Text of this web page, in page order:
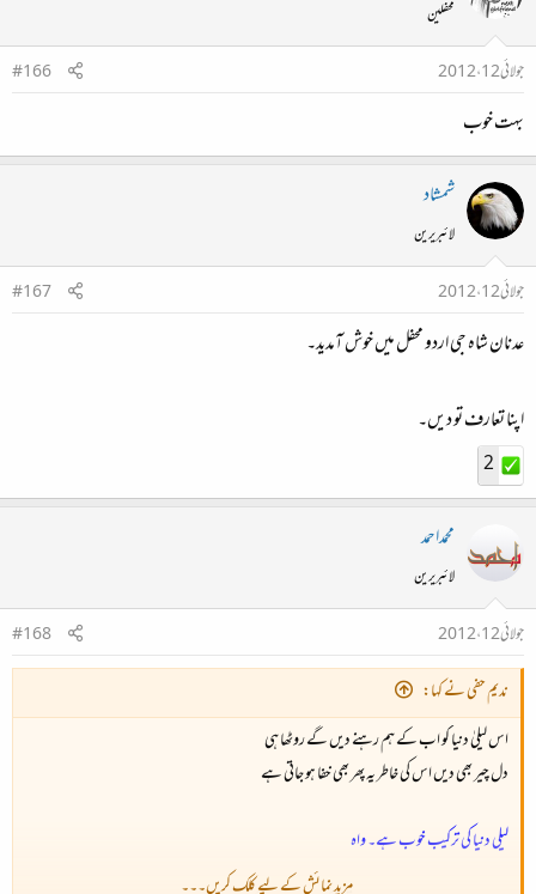
محفلین
جولائی 12، 2012
#166
بہت خوب
شمشاد
لائبریرین
جولائی 12، 2012
#167
عدنان شاہ جی اردو محفل میں خوش آمدید۔
اپنا تعارف تو دیں۔
2
محمداحمد
لائبریرین
جولائی 12، 2012
#168
ندیم حفی نے کہا:
اس لیلیٰ دنیا کو اب کے ہم رہنے دیں گے روٹھا ہی
دل چیر بھی دیں اس کی خاطر یہ پھر بھی خفا ہو جاتی ہے
لیلی دنیا کی ترکیب خوب ہے۔ واہ
مزید نمائش کے لیے کلک کریں۔۔۔